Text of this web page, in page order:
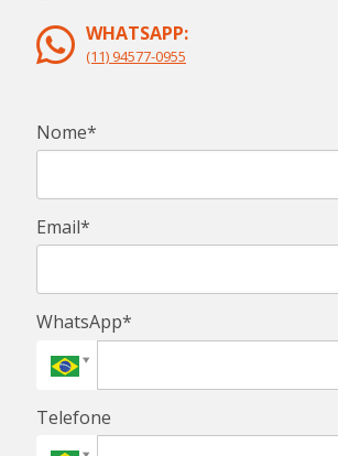
WHATSAPP:
(11) 94577-0955
Nome*
Email*
WhatsApp*
Telefone